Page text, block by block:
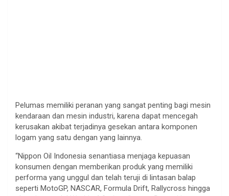
Pelumas memiliki peranan yang sangat penting bagi mesin
kendaraan dan mesin industri, karena dapat mencegah
kerusakan akibat terjadinya gesekan antara komponen
logam yang satu dengan yang lainnya.
“Nippon Oil Indonesia senantiasa menjaga kepuasan
konsumen dengan memberikan produk yang memiliki
performa yang unggul dan telah teruji di lintasan balap
seperti MotoGP, NASCAR, Formula Drift, Rallycross hingga